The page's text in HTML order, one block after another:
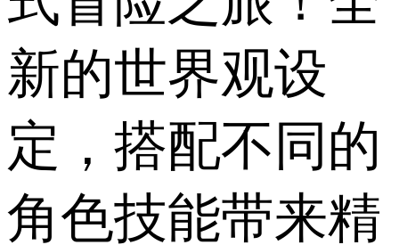
新的世界观设
定，搭配不同的
角色技能带来精